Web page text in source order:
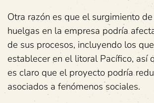
Otra razón es que el surgimiento
huelgas en la empresa podría
de sus procesos, incluyendo los
establecer en el litoral Pacífico, así
es claro que el proyecto podría
asociados a fenómenos sociales.